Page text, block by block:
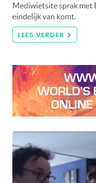
Mediwietsite sprak met
eindelijk van komt.
LEES VERDER